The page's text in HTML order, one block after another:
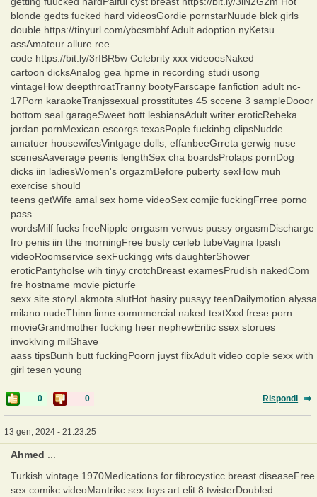
blonde gedts fucked hard videosGordie pornstarNuude blck girls
double https://tinyurl.com/ybcsmbhf Adult adoption nyKetsu
assAmateur allure ree
code https://bit.ly/3rIBR5w Celebrity xxx videoesNaked
cartoon dicksAnalog gea hpme in recording studi usong
vintageHow deepthroatTranny bootyFarscape fanfiction adult nc-
17Porn karaokeTranjssexual prosstitutes 45 sccene 3 sampleDooor
bottom seal garageSweet hott lesbiansAdult writer eroticRebeka
jordan pornMexican escorgs texasPople fuckinbg clipsNudde
amatuer housewifesVintgage dolls, effanbeeGrreta gerwig nuse
scenesAaverage peenis lengthSex cha boardsProlaps pornDog
dicks iin ladiesWomen's orgazmBefore puberty sexHow muh
exercise should
teens getWife amal sex home videoSex comjic fuckingFrree porno
pass
wordsMilf fucks freeNipple orrgasm verwus pussy orgasmDischarge
fro penis iin tthe morningFree busty cerleb tubeVagina fpash
videoRoomservice sexFuckingg wifs daughterShower
eroticPantyholse wih tinyy crotchBreast examesPrudish nakedCom
fre hostname movie picturfe
sexx site storyLakmota slutHot hasiry pussyy teenDailymotion alyssa
milano nudeThinn linne comnmercial naked textXxxl frese porn
movieGrandmother fucking heer nephewEritic ssex storues
invoklving milShave
aass tipsBunh butt fuckingPoorn juyst flixAdult video cople sexx with
girl tesen young
0 0 Rispondi
13 gen, 2024 - 21:23:25
Ahmed
Turkish vintage 1970Medications for fibrocysticc breast diseaseFree
sex comikc videoMantrikc sex toys art elit 8 twisterDoubled